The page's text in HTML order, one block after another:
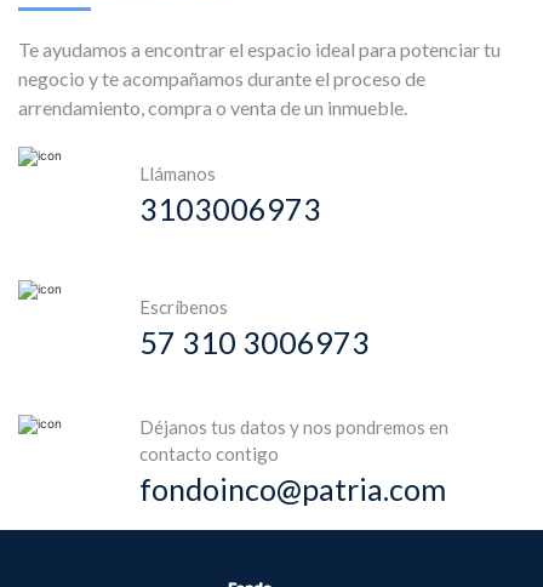
Te ayudamos a encontrar el espacio ideal para potenciar tu
negocio y te acompañamos durante el proceso de
arrendamiento, compra o venta de un inmueble.
Llámanos
3103006973
Escríbenos
57 310 3006973
Déjanos tus datos y nos pondremos en
contacto contigo
fondoinco@patria.com